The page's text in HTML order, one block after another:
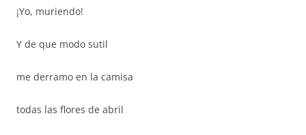
¡Yo, muriendo!
Y de que modo sutil
me derramo en la camisa
todas las flores de abril